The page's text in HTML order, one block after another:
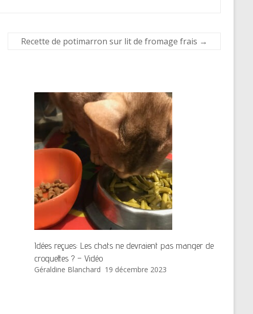
Recette de potimarron sur lit de fromage frais →
Idées reçues: Les chats ne devraient pas manger de
croquettes ? – Vidéo
Géraldine Blanchard 19 décembre 2023